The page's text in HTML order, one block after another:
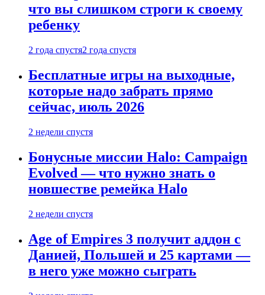
что вы слишком строги к своему
ребенку
2 года спустя2 года спустя
Бесплатные игры на выходные,
которые надо забрать прямо
сейчас, июль 2026
2 недели спустя
Бонусные миссии Halo: Campaign
Evolved — что нужно знать о
новшестве ремейка Halo
2 недели спустя
Age of Empires 3 получит аддон с
Данией, Польшей и 25 картами —
в него уже можно сыграть